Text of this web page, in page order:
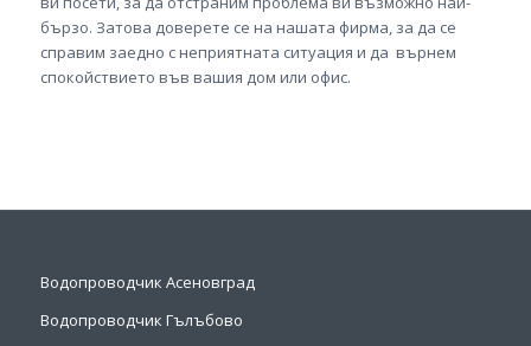
бързо. Затова доверете се на нашата фирма, за да се
справим заедно с неприятната ситуация и да върнем
спокойствието във вашия дом или офис.
Водопроводчик Асеновград
Водопроводчик Гълъбово